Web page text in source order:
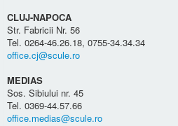
CLUJ-NAPOCA
Str. Fabricii Nr. 56
Tel. 0264-46.26.18, 0755-34.34.34
office.cj@scule.ro
MEDIAS
Sos. Sibiului nr. 45
Tel. 0369-44.57.66
office.medias@scule.ro